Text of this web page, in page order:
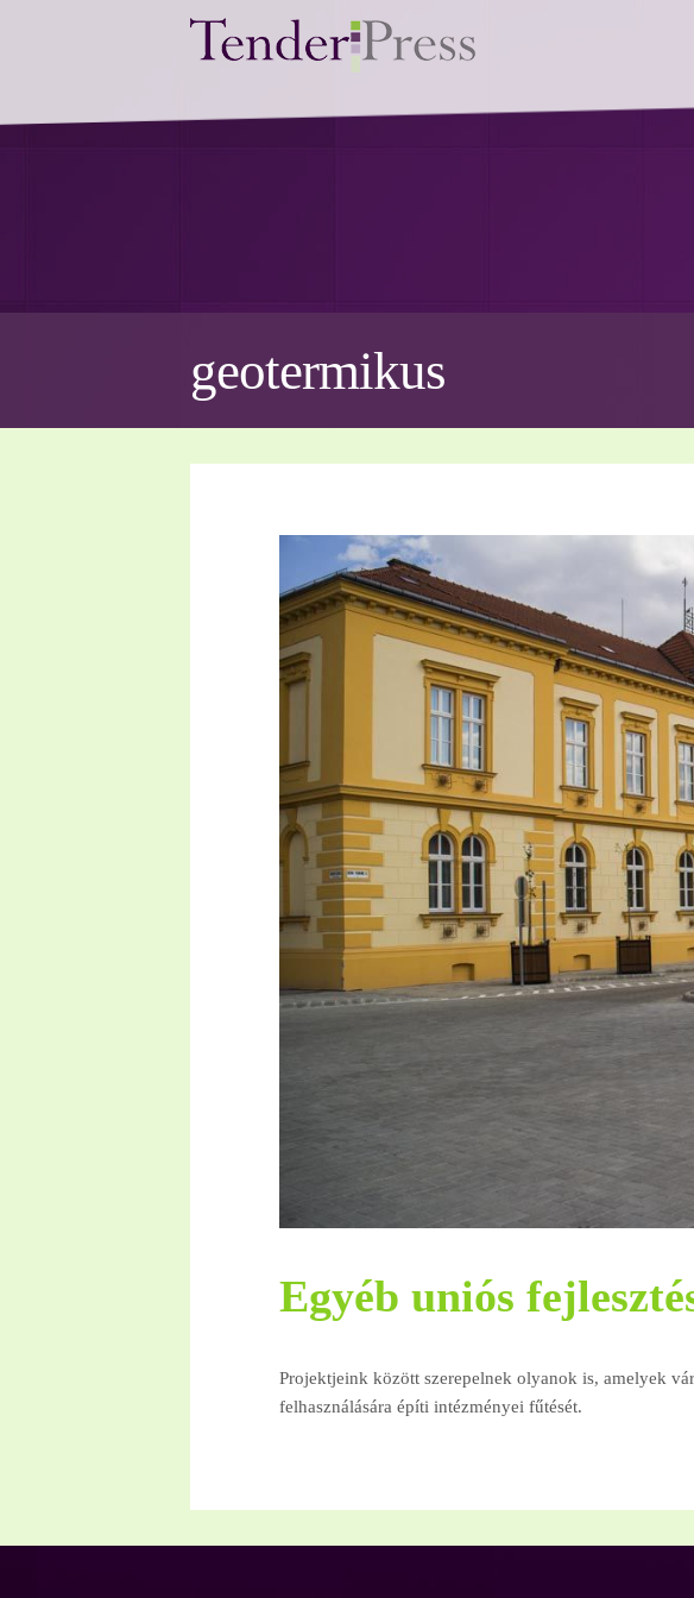
geotermikus
Egyéb uniós
Projektjeink között szerepelnek olyanok is, amelyek
felhasználására építi intézményei fűtését.